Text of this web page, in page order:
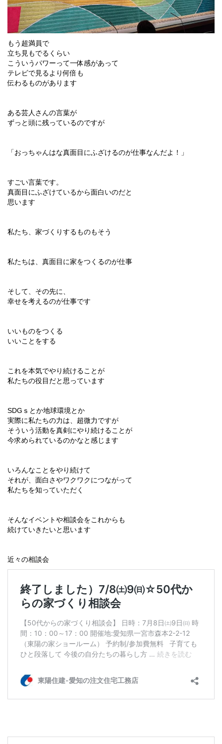
もう超満員で
立ち見もでるくらい
こういうパワーって一体感があって
テレビで見るより何倍も
伝わるものがあります
ある芸人さんの言葉が
ずっと頭に残っているのですが
「おっちゃんはな真面目にふざけるのが仕事なんだよ！」
すごい言葉です。
真面目にふざけているから面白いのだと
思います
私たち、家づくりするものもそう
私たちは、真面目に家をつくるのが仕事
そして、その先に、
幸せを考えるのが仕事です
いいものをつくる
いいことをする
これを本気でやり続けることが
私たちの役目だと思っています
SDGｓとか地球環境とか
実際に私たちの力は、超微力ですが
そういう活動を真剣にやり続けることが
今求められているのかなと感じます
いろんなことをやり続けて
それが、面白さやワクワクにつながって
私たちを知っていただく
そんなイベントや相談会をこれからも
続けていきたいと思います
近々の相談会